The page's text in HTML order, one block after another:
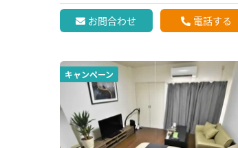
お問合わせ 電話する
キャンペーン